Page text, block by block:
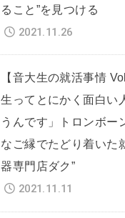
ること”を見つける
2021.11.26
【音大生の就活事情
生ってとにかく面白い
うんです」トロンボー
なご縁でたどり着いた
器専門店ダク”
2021.11.11